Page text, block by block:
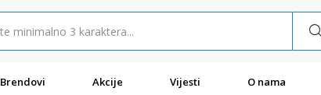
Brendovi Akcije Vijesti O nama